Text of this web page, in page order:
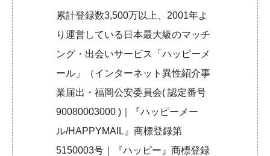
累計登録数3,500万以上、2001年よ
り運営している日本最大級のマッチ
ング・出会いサービス「ハッピーメ
ール」（インターネット異性紹介事
業届出・福岡公安委員会( 認定番号
90080003000 )｜『ハッピーメー
ル/HAPPYMAIL』商標登録第
5150003号｜『ハッピー』商標登録